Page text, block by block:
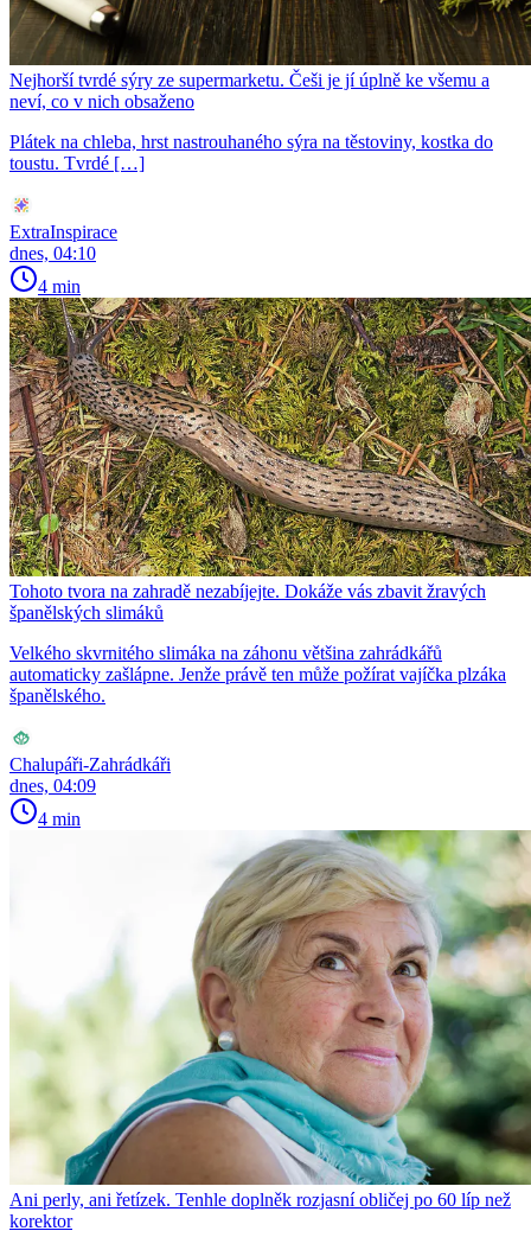
Nejhorší tvrdé sýry ze supermarketu. Češi je jí úplně ke všemu a
neví, co v nich obsaženo
Plátek na chleba, hrst nastrouhaného sýra na těstoviny, kostka do
toustu. Tvrdé […]
ExtraInspirace
dnes, 04:10
4 min
Tohoto tvora na zahradě nezabíjejte. Dokáže vás zbavit žravých
španělských slimáků
Velkého skvrnitého slimáka na záhonu většina zahrádkářů
automaticky zašlápne. Jenže právě ten může požírat vajíčka plzáka
španělského.
Chalupáři-Zahrádkáři
dnes, 04:09
4 min
Ani perly, ani řetízek. Tenhle doplněk rozjasní obličej po 60 líp než
korektor